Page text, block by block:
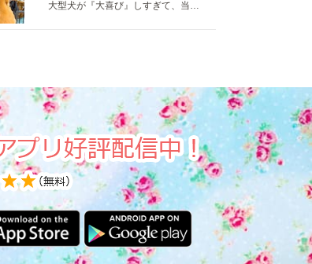
大型犬が『大喜び』しすぎて、当…